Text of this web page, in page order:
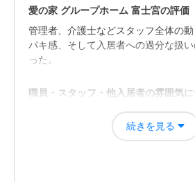
介護医療サービスについて
感染対策のためあまり面会が出来な
ご時世にはあっていないのかなと思い
近隣環境や交通アクセスについて
くるまをつかえば特に不便はないの
停めにくいくらいであとは問題ないか
愛の家 グループホーム 富士宮の評価
管理者、介護士などスタッフ全体の
パキ感、そして入居者への過分な扱
った。
職員・スタッフ・他入居者の雰囲気
スタッフ全体が入居者を過分に年寄
方や、態度がとても自然で、心から
考え方に納得しました。
続きを見る